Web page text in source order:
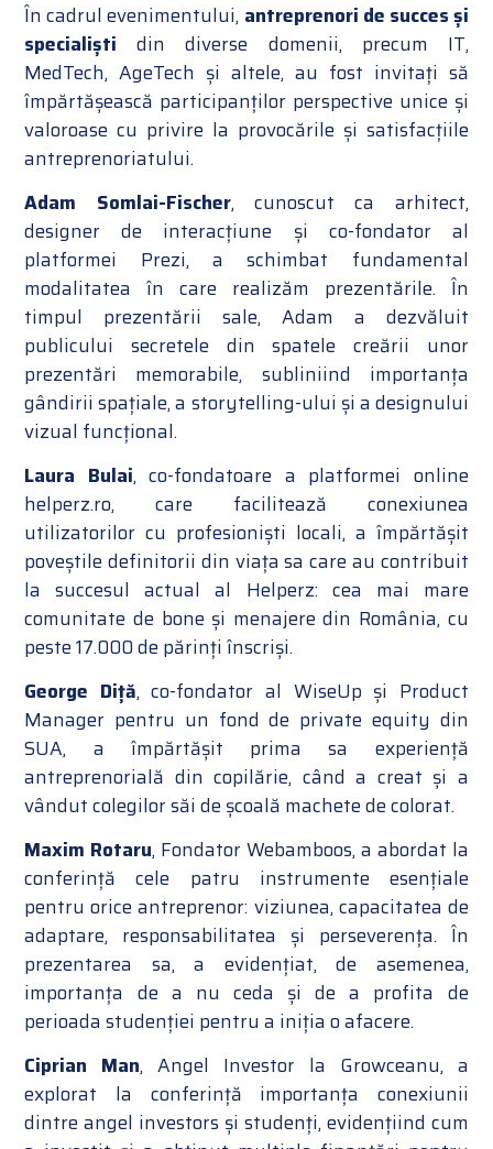
În cadrul evenimentului, antreprenori de succes și
specialiști din diverse domenii, precum IT,
MedTech, AgeTech și altele, au fost invitați să
împărtășească participanților perspective unice și
valoroase cu privire la provocările și satisfacțiile
antreprenoriatului.
Adam Somlai-Fischer, cunoscut ca arhitect,
designer de interacțiune și co-fondator al
platformei Prezi, a schimbat fundamental
modalitatea în care realizăm prezentările. În
timpul prezentării sale, Adam a dezvăluit
publicului secretele din spatele creării unor
prezentări memorabile, subliniind importanța
gândirii spațiale, a storytelling-ului și a designului
vizual funcțional.
Laura Bulai, co-fondatoare a platformei online
helperz.ro, care facilitează conexiunea
utilizatorilor cu profesioniști locali, a împărtășit
poveștile definitorii din viața sa care au contribuit
la succesul actual al Helperz: cea mai mare
comunitate de bone și menajere din România, cu
peste 17.000 de părinți înscriși.
George Diță, co-fondator al WiseUp și Product
Manager pentru un fond de private equity din
SUA, a împărtășit prima sa experiență
antreprenorială din copilărie, când a creat și a
vândut colegilor săi de școală machete de colorat.
Maxim Rotaru, Fondator Webamboos, a abordat la
conferință cele patru instrumente esențiale
pentru orice antreprenor: viziunea, capacitatea de
adaptare, responsabilitatea și perseverența. În
prezentarea sa, a evidențiat, de asemenea,
importanța de a nu ceda și de a profita de
perioada studenției pentru a iniția o afacere.
Ciprian Man, Angel Investor la Growceanu, a
explorat la conferință importanța conexiunii
dintre angel investors și studenți, evidențiind cum